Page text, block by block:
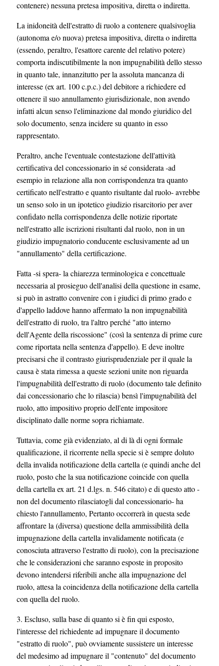
contenere) nessuna pretesa impositiva, diretta o indiretta.
La inidoneità dell'estratto di ruolo a contenere qualsivoglia
(autonoma e/o nuova) pretesa impositiva, diretta o indiretta
(essendo, peraltro, l'esattore carente del relativo potere)
comporta indiscutibilmente la non impugnabilità dello stesso
in quanto tale, innanzitutto per la assoluta mancanza di
interesse (ex art. 100 c.p.c.) del debitore a richiedere ed
ottenere il suo annullamento giurisdizionale, non avendo
infatti alcun senso l'eliminazione dal mondo giuridico del
solo documento, senza incidere su quanto in esso
rappresentato.
Peraltro, anche l'eventuale contestazione dell'attività
certificativa del concessionario in sé considerata -ad
esempio in relazione alla non corrispondenza tra quanto
certificato nell'estratto e quanto risultante dal ruolo- avrebbe
un senso solo in un ipotetico giudizio risarcitorio per aver
confidato nella corrispondenza delle notizie riportate
nell'estratto alle iscrizioni risultanti dal ruolo, non in un
giudizio impugnatorio conducente esclusivamente ad un
"annullamento" della certificazione.
Fatta -si spera- la chiarezza terminologica e concettuale
necessaria al prosieguo dell'analisi della questione in esame,
si può in astratto convenire con i giudici di primo grado e
d'appello laddove hanno affermato la non impugnabilità
dell'estratto di ruolo, tra l'altro perché "atto interno
dell'Agente della riscossione" (così la sentenza di prime cure
come riportata nella sentenza d'appello). E deve inoltre
precisarsi che il contrasto giurisprudenziale per il quale la
causa è stata rimessa a queste sezioni unite non riguarda
l'impugnabilità dell'estratto di ruolo (documento tale definito
dai concessionario che lo rilascia) bensì l'impugnabilità del
ruolo, atto impositivo proprio dell'ente impositore
disciplinato dalle norme sopra richiamate.
Tuttavia, come già evidenziato, al di là di ogni formale
qualificazione, il ricorrente nella specie si è sempre doluto
della invalida notificazione della cartella (e quindi anche del
ruolo, posto che la sua notificazione coincide con quella
della cartella ex art. 21 d.lgs. n. 546 citato) e di questo atto -
non del documento rilasciatogli dal concessionario- ha
chiesto l'annullamento, Pertanto occorrerà in questa sede
affrontare la (diversa) questione della ammissibilità della
impugnazione della cartella invalidamente notificata (e
conosciuta attraverso l'estratto di ruolo), con la precisazione
che le considerazioni che saranno esposte in proposito
devono intendersi riferibili anche alla impugnazione del
ruolo, attesa la coincidenza della notificazione della cartella
con quella del ruolo.
3. Escluso, sulla base di quanto si è fin qui esposto,
l'interesse del richiedente ad impugnare il documento
"estratto di ruolo", può ovviamente sussistere un interesse
del medesimo ad impugnare il "contenuto" del documento